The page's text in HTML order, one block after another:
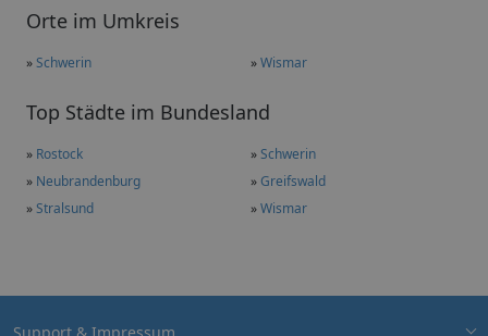
Orte im Umkreis
»Schwerin »Wismar
Top Städte im Bundesland
» Rostock »Schwerin
» Neubrandenburg »Greifswald
»Stralsund »Wismar